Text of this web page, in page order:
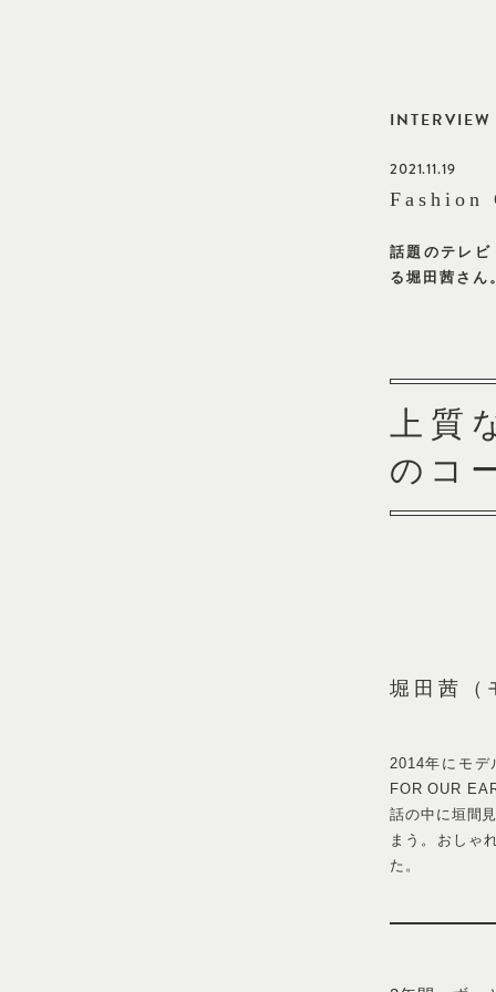
INTERVIEW
2021.11.19
話題のテレビ
茜さん。大切
上質
ディネ